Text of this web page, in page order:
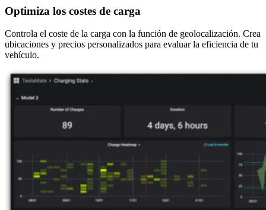
Optimiza los costes de carga
Controla el coste de la carga con la función de geolocalización. Crea
ubicaciones y precios personalizados para evaluar la eficiencia de tu
vehículo.